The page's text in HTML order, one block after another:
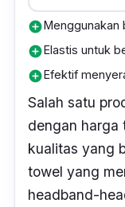
add_circleMenggunakan
add_circleElastis untuk
add_circleEfektif
Salah satu
dengan harga
kualitas yang
towel yang
headband-